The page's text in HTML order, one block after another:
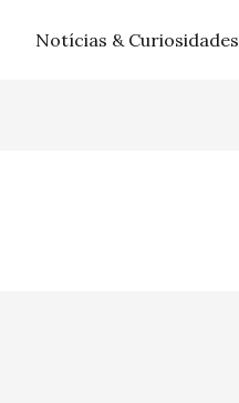
Notícias & Curiosidades